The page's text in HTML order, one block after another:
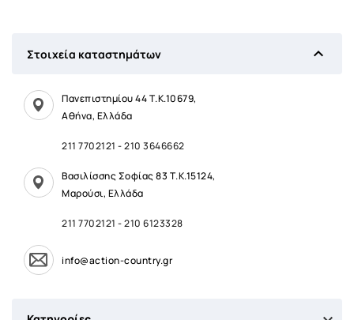
Στοιχεία καταστημάτων 
Πανεπιστημίου 44 Τ.Κ.10679,
Αθήνα, Ελλάδα
211 7702121 -210 3646662
Βασιλίσσης Σοφίας 83 Τ.Κ.15124,
Μαρούσι, Ελλάδα
211 7702121 -210 6123328
info@action-country.gr